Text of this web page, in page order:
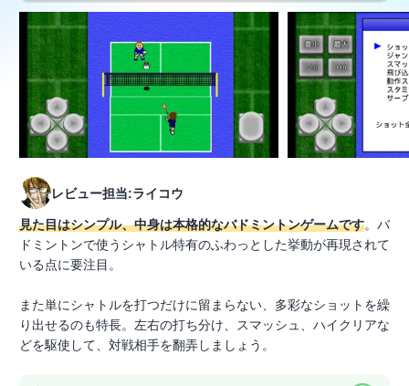
レビュー担当:ライコウ
見た目はシンプル、中身は本格的なバドミントンゲームです。バ
ドミントンで使うシャトル特有のふわっとした挙動が再現されて
いる点に要注目。
また単にシャトルを打つだけに留まらない、多彩なショットを繰
り出せるのも特長。左右の打ち分け、スマッシュ、ハイクリアな
どを駆使して、対戦相手を翻弄しましょう。